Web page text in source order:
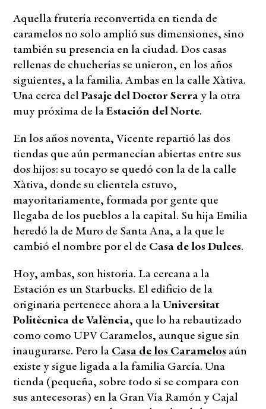
Aquella frutería reconvertida en tienda de
caramelos no solo amplió sus dimensiones, sino
también su presencia en la ciudad. Dos casas
rellenas de chucherías se unieron, en los años
siguientes, a la familia. Ambas en la calle Xàtiva.
Una cerca delPasaje del Doctor Serray la otra
muy próxima de laEstación del Norte.
En los años noventa, Vicente repartió las dos
tiendas que aún permanecían abiertas entre sus
dos hijos: su tocayo se quedó con la de la calle
Xàtiva, donde su clientela estuvo,
mayoritariamente, formada por gente que
llegaba de los pueblos a la capital. Su hija Emilia
heredó la de Muro de Santa Ana, a la que le
cambió el nombre por el de Casa de los Dulces.
Hoy, ambas, son historia. La cercana a la
Estación es un Starbucks. El edificio de la
originaria pertenece ahora a laUniversitat
Politècnica de València, que lo ha rebautizado
como como UPV Caramelos, aunque sigue sin
inaugurarse. Pero la Casa de los Caramelos aún
existe y sigue ligada a la familia García. Una
tienda (pequeña, sobre todo si se compara con
sus antecesoras) en la Gran Vía Ramón y Cajal